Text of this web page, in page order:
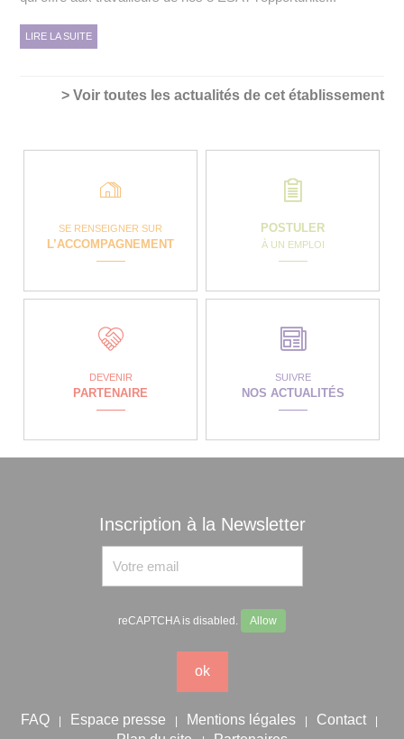
LIRE LA SUITE
> Voir toutes les actualités de cet établissement
SE RENSEIGNER SUR
L’ACCOMPAGNEMENT
POSTULER
À UN EMPLOI
DEVENIR
PARTENAIRE
SUIVRE
NOS ACTUALITÉS
Inscription à la Newsletter
reCAPTCHA is disabled. Allow
ok
FAQ | Espace presse | Mentions légales | Contact |